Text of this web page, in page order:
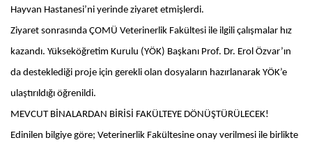
Hayvan Hastanesi’ni yerinde ziyaret etmişlerdi.
Ziyaret sonrasında ÇOMÜ Veterinerlik Fakültesi ile ilgili çalışmalar hız
kazandı. Yükseköğretim Kurulu (YÖK) Başkanı Prof. Dr. Erol Özvar’ın
da desteklediği proje için gerekli olan dosyaların hazırlanarak YÖK’e
ulaştırıldığı öğrenildi.
MEVCUT BİNALARDAN BİRİSİ FAKÜLTEYE DÖNÜŞTÜRÜLECEK!
Edinilen bilgiye göre; Veterinerlik Fakültesine onay verilmesi ile birlikte